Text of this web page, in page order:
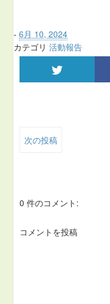
-6月 10, 2024
カテゴリ活動報告
次の投稿
0 件のコメント:
コメントを投稿